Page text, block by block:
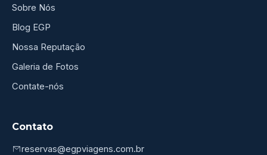
Sobre Nós
Blog EGP
Nossa Reputação
Galeria de Fotos
Contate-nós
Contato
reservas@egpviagens.com.br